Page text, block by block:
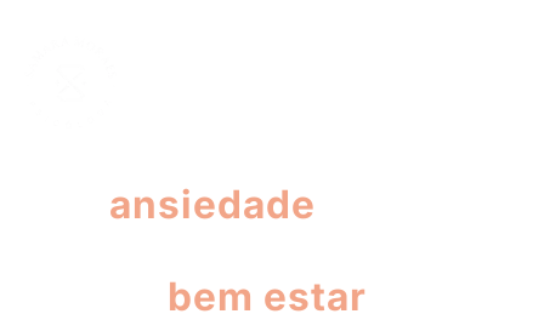
ansiedade
bem estar.